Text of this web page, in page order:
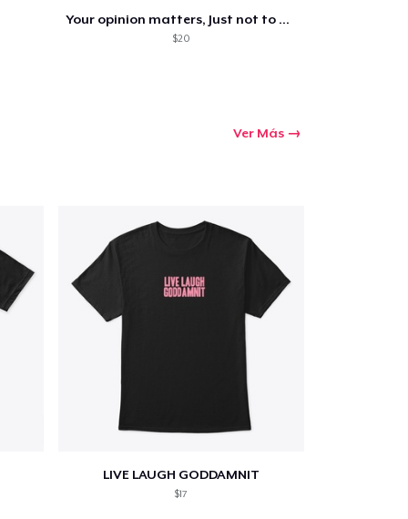
Your opinion matters, Just not to me!
$20
Ver Más
LIVE LAUGH GODDAMNIT
$17